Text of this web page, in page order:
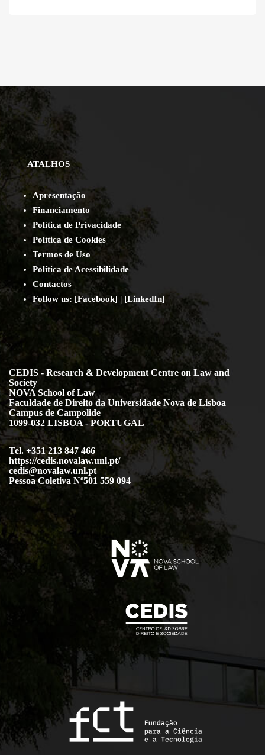
ATALHOS
Apresentação
Financiamento
Política de Privacidade
Política de Cookies
Termos de Uso
Política de Acessibilidade
Contactos
Follow us: [Facebook] | [LinkedIn]
CEDIS - Research & Development Centre on Law and
Society
NOVA School of Law
Faculdade de Direito da Universidade Nova de Lisboa
Campus de Campolide
1099-032 LISBOA - PORTUGAL
Tel. +351 213 847 466
https://cedis.novalaw.unl.pt/
cedis@novalaw.unl.pt
Pessoa Coletiva Nº501 559 094